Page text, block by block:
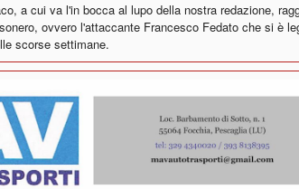
a cui va l'in bocca al lupo della nostra redazione,
ovvero l'attaccante Francesco Fedato che si è
scorse settimane.